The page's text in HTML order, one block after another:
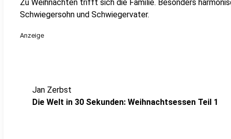
Zu Weihnachten trifft sich die Familie. Besonders
Schwiegersohn und Schwiegervater.
Anzeige
Jan Zerbst
Die Welt in 30 Sekunden: Weihnachtsessen Teil 1